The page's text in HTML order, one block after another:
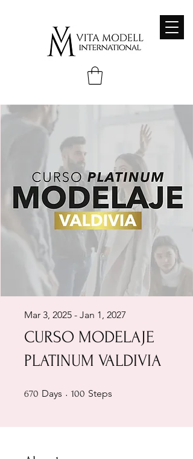
CURSO MODELAJE
PLATINUM VALDIVIA
Mar 3, 2025 - Jan 1, 2027
670 Days 670 Days
100 Steps